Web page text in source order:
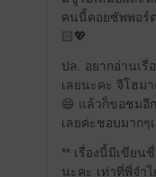
คนนี้คอยซัพพอร์
🏻💖
ปล. อยากอ่านเรื่
เลยนะคะ จีโฮม
😄 แล้วก็ขอชมอี
เลยค่ะชอบมากๆ
** เรื่องนี้มีเขียน
นะคะ เท่าที่พี่จำ